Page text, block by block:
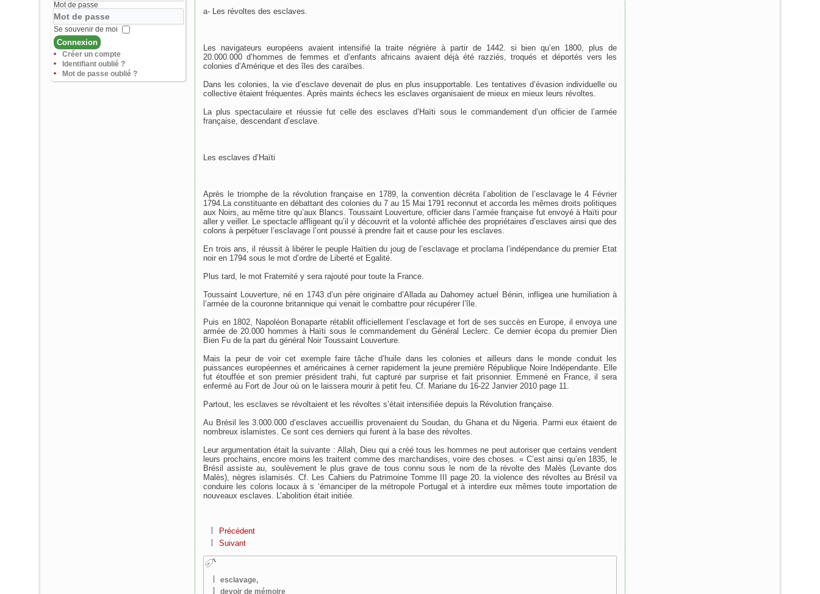
Mot de passe
Se souvenir de moi
Connexion
Créer un compte
Identifiant oublié ?
Mot de passe oublié ?
a- Les révoltes des esclaves.
Les navigateurs européens avaient intensifié la traite négrière à partir de 1442. si bien qu’en 1800, plus de
20.000.000 d’hommes de femmes et d’enfants africains avaient déjà été razziés, troqués et déportés vers les
colonies d’Amérique et des îles des caraïbes.
Dans les colonies, la vie d’esclave devenait de plus en plus insupportable. Les tentatives d’évasion individuelle ou
collective étaient fréquentes. Après maints échecs les esclaves organisaient de mieux en mieux leurs révoltes.
La plus spectaculaire et réussie fut celle des esclaves d’Haïti sous le commandement d’un officier de l’armée
française, descendant d’esclave.
Les esclaves d’Haïti
Après le triomphe de la révolution française en 1789, la convention décréta l’abolition de l’esclavage le 4 Février
1794.La constituante en débattant des colonies du 7 au 15 Mai 1791 reconnut et accorda les mêmes droits politiques
aux Noirs, au même titre qu’aux Blancs. Toussaint Louverture, officier dans l’armée française fut envoyé à Haïti pour
aller y veiller. Le spectacle affligeant qu’il y découvrit et la volonté affichée des propriétaires d’esclaves ainsi que des
colons à perpétuer l’esclavage l’ont poussé à prendre fait et cause pour les esclaves.
En trois ans, il réussit à libérer le peuple Haïtien du joug de l’esclavage et proclama l’indépendance du premier Etat
noir en 1794 sous le mot d’ordre de Liberté et Egalité.
Plus tard, le mot Fraternité y sera rajouté pour toute la France.
Toussaint Louverture, né en 1743 d’un père originaire d’Allada au Dahomey actuel Bénin, infligea une humiliation à
l’armée de la couronne britannique qui venait le combattre pour récupérer l’île.
Puis en 1802, Napoléon Bonaparte rétablit officiellement l’esclavage et fort de ses succès en Europe, il envoya une
armée de 20.000 hommes à Haïti sous le commandement du Général Leclerc. Ce dernier écopa du premier Dien
Bien Fu de la part du général Noir Toussaint Louverture.
Mais la peur de voir cet exemple faire tâche d’huile dans les colonies et ailleurs dans le monde conduit les
puissances européennes et américaines à cerner rapidement la jeune première République Noire Indépendante. Elle
fut étouffée et son premier président trahi, fut capturé par surprise et fait prisonnier. Emmené en France, il sera
enfermé au Fort de Jour où on le laissera mourir à petit feu. Cf. Mariane du 16-22 Janvier 2010 page 11.
Partout, les esclaves se révoltaient et les révoltes s’était intensifiée depuis la Révolution française.
Au Brésil les 3.000.000 d’esclaves accueillis provenaient du Soudan, du Ghana et du Nigeria. Parmi eux étaient de
nombreux islamistes. Ce sont ces derniers qui furent à la base des révoltes.
Leur argumentation était la suivante : Allah, Dieu qui a créé tous les hommes ne peut autoriser que certains vendent
leurs prochains, encore moins les traitent comme des marchandises, voire des choses. « C’est ainsi qu’en 1835, le
Brésil assiste au, soulèvement le plus grave de tous connu sous le nom de la révolte des Malès (Levante dos
Malès), nègres islamisés. Cf. Les Cahiers du Patrimoine Tomme III page 20. la violence des révoltes au Brésil va
conduire les colons locaux à s ‘émanciper de la métropole Portugal et à interdire eux mêmes toute importation de
nouveaux esclaves. L’abolition était initiée.
Précédent
Suivant
esclavage,
devoir de mémoire